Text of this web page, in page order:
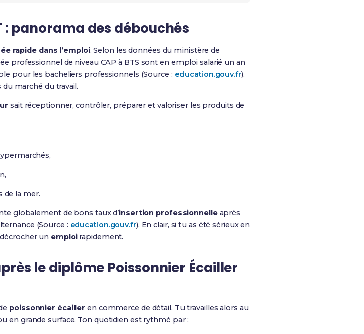
: panorama des débouchés
rapide dans l’emploi. Selon les données du ministère de
professionnel de niveau CAP à BTS sont en emploi salarié un an
pour les bacheliers professionnels (Source : education.gouv.fr).
marché du travail.
sait réceptionner, contrôler, préparer et valoriser les produits de
de la mer.
globalement de bons taux d’insertion professionnelleaprès
(Source : education.gouv.fr). En clair, si tu as été sérieux en
un emploirapidement.
le diplôme Poissonnier Écailler
poissonnier écailler en commerce de détail. Tu travailles alors au
en grande surface. Ton quotidien est rythmé par :